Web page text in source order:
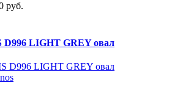
руб.
LIGHT GREY овал